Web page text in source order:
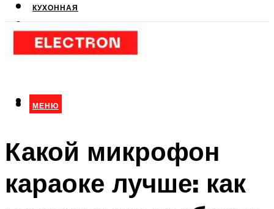
КУХОННАЯ
КЛИМАТИЧЕСКАЯ
МЕНЮ
МЕНЮ
Какой микрофон
караоке лучше: как